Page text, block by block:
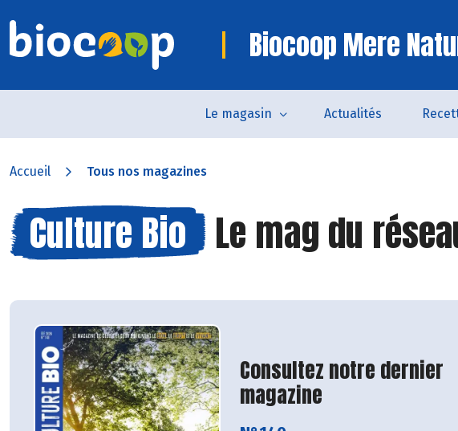
Biocoop Mere
Le magasin Actualités
Accueil Tous nos magazines
Culture Bio Le mag du
Consultez notre dernier
magazine